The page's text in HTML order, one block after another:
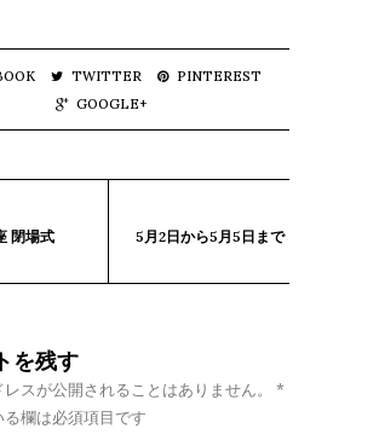
TWITTER
PINTEREST
GOOGLE+
閉場式 5月2日から5月5日まで
を残す
レスが公開されることはありません。 *
る欄は必須項目です